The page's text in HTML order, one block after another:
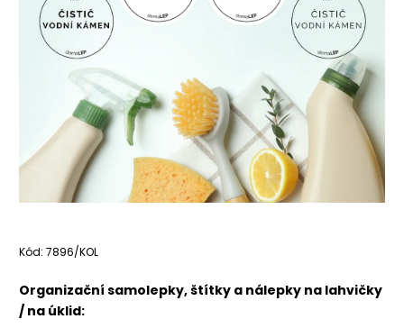
Kód: 7896/KOL
Organizační samolepky, štítky a nálepky na lahvičky
/ na úklid: